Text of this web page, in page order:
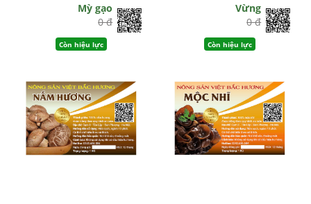
Mỳ gạo
0 đ
Còn hiệu lực
Vừng
0 đ
Còn hiệu lực